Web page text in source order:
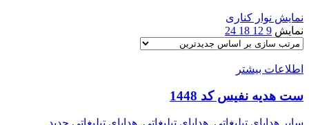
نمایش نوار کناری
نمایش 9
12
18
24
اطلاعات بیشتر
ست هدیه نفیس کد 1448